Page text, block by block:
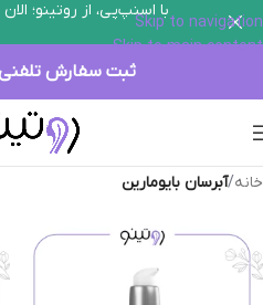
Skip to navigation
Skip to main content
با اسنپ‌پی، از روتینو؛
ثبت سفارش
خانه/آبرسان بایومارین